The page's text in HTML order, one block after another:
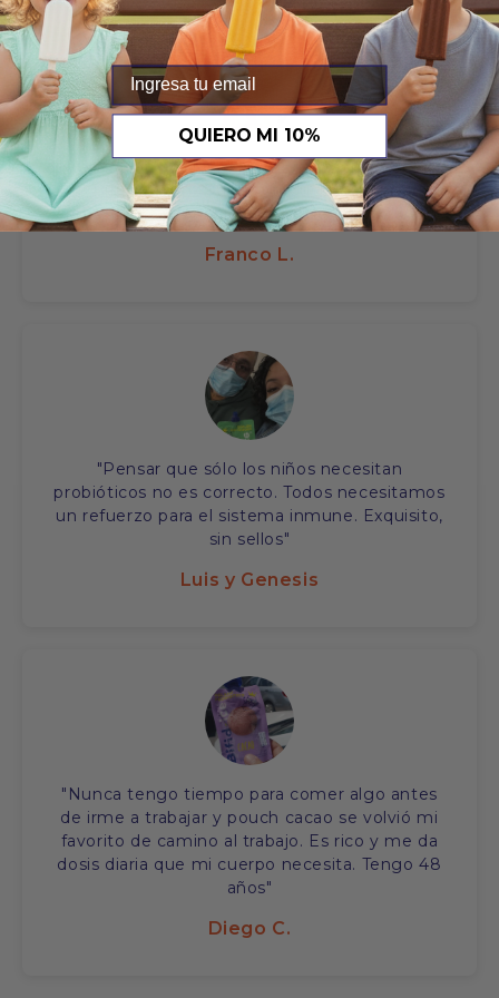
"Nuestra familia lleva una alimentación vegana.
Y Bifidice tiene varios productos libres de
ingredientes animales. Recomendado 100%"
Franco L.
"Pensar que sólo los niños necesitan
probióticos no es correcto. Todos necesitamos
un refuerzo para el sistema inmune. Exquisito,
sin sellos"
Luis y Genesis
"Nunca tengo tiempo para comer algo antes
de irme a trabajar y pouch cacao se volvió mi
favorito de camino al trabajo. Es rico y me da
dosis diaria que mi cuerpo necesita. Tengo 48
años"
Diego C.
Email
QUIERO MI 10%